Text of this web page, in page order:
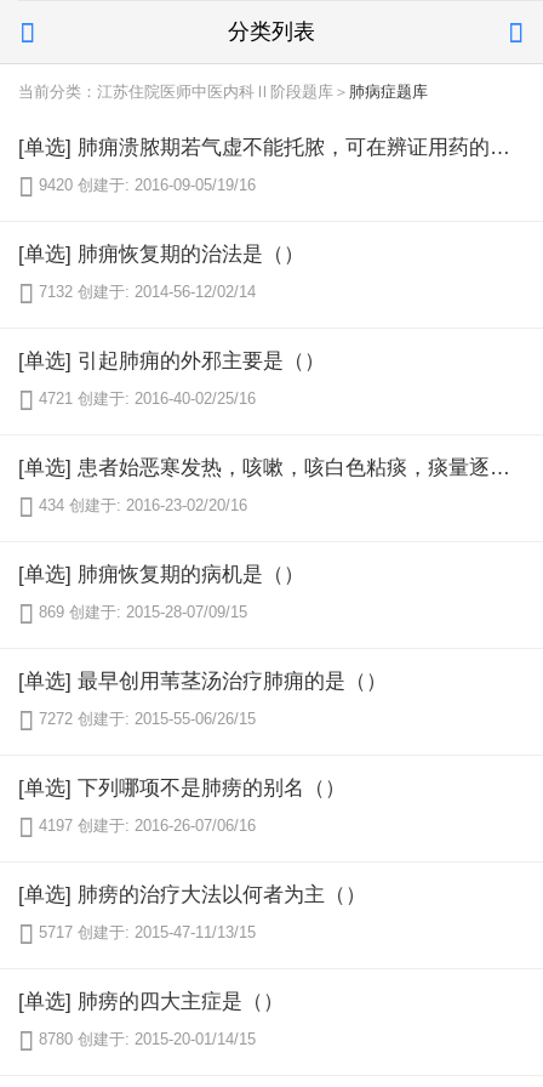
 分类列表 
当前分类：江苏住院医师中医内科Ⅱ阶段题库＞ 肺病症题库
[单选] 肺痈溃脓期若气虚不能托脓，可在辨证用药的基础上加入（）
 9420 创建于: 2016-09-05/19/16
[单选] 肺痈恢复期的治法是（）
 7132 创建于: 2014-56-12/02/14
[单选] 引起肺痈的外邪主要是（）
 4721 创建于: 2016-40-02/25/16
[单选] 患者始恶寒发热，咳嗽，咳白色粘痰，痰量逐渐增多，胸痛，咳则尤甚，呼吸不利，口干鼻燥，苔薄黄，脉浮数。应诊断为（）
 434 创建于: 2016-23-02/20/16
[单选] 肺痈恢复期的病机是（）
 869 创建于: 2015-28-07/09/15
[单选] 最早创用苇茎汤治疗肺痈的是（）
 7272 创建于: 2015-55-06/26/15
[单选] 下列哪项不是肺痨的别名（）
 4197 创建于: 2016-26-07/06/16
[单选] 肺痨的治疗大法以何者为主（）
 5717 创建于: 2015-47-11/13/15
[单选] 肺痨的四大主症是（）
 8780 创建于: 2015-20-01/14/15